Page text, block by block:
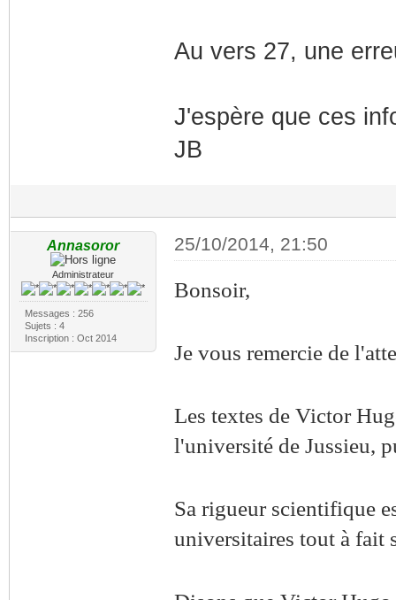
Au vers 27, une
J'espère que ces
JB
Annasoror
Administrateur
Messages : 256
Sujets : 4
Inscription : Oct 2014
25/10/2014, 21:50
Bonsoir,
Je vous remercie de
Les textes de Victor
l'université de Jussieu,
Sa rigueur scientifique
universitaires tout à fait